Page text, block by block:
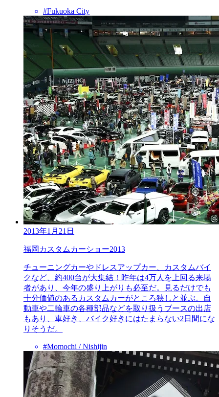
#Fukuoka City
2013年1月21日
福岡カスタムカーショー2013
チューニングカーやドレスアップカー、カスタムバイ
クなど、約400台が大集結！昨年は4万人を上回る来場
者があり、今年の盛り上がりも必至だ。見るだけでも
十分価値のあるカスタムカーがところ狭しと並ぶ。自
動車や二輪車の各種部品などを取り扱うブースの出店
もあり、車好き、バイク好きにはたまらない2日間にな
りそうだ。
#Momochi / Nishijin